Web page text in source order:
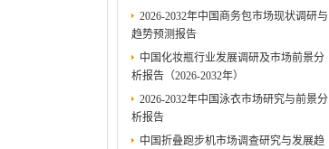
2026-2032年中国商务包市场现状调研与
趋势预测报告
中国化妆瓶行业发展调研及市场前景分
析报告（2026-2032年）
2026-2032年中国泳衣市场研究与前景分
析报告
中国折叠跑步机市场调查研究与发展趋